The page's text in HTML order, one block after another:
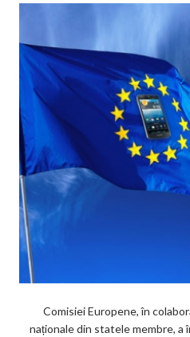
Comisiei Europene, în
naționale din statele membre, a